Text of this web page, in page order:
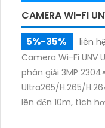
CAMERA WI-FI
5%-35%
liên
Camera Wi-Fi UNV
phân giải 3MP
Ultra265/H.265/
lên đến 10m, tích